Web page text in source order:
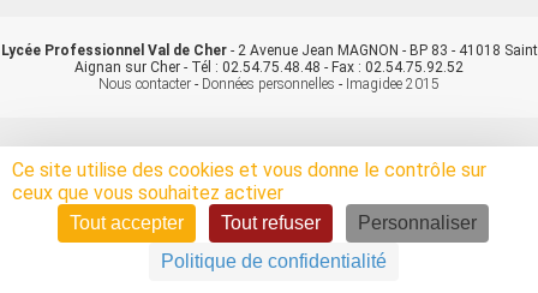
Lycée Professionnel Val de Cher- 2 Avenue Jean MAGNON - BP 83 - 41018 Saint
Aignan sur Cher - Tél : 02.54.75.48.48 - Fax : 02.54.75.92.52
Nous contacter - Données personnelles - Imagidee 2015
Ce site utilise des cookies et vous donne le contrôle sur
ceux que vous souhaitez activer
Tout accepter Tout refuser
Personnaliser
Politique de confidentialité